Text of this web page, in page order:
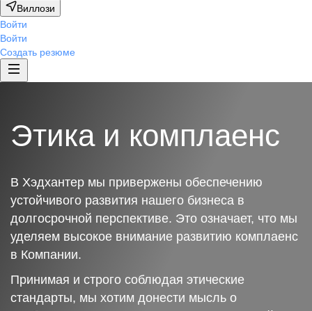
Виллози
Войти
Войти
Создать резюме
Этика и комплаенс
В Хэдхантер мы привержены обеспечению
устойчивого развития нашего бизнеса в
долгосрочной перспективе. Это означает, что мы
уделяем высокое внимание развитию комплаенс
в Компании.
Принимая и строго соблюдая этические
стандарты, мы хотим донести мысль о